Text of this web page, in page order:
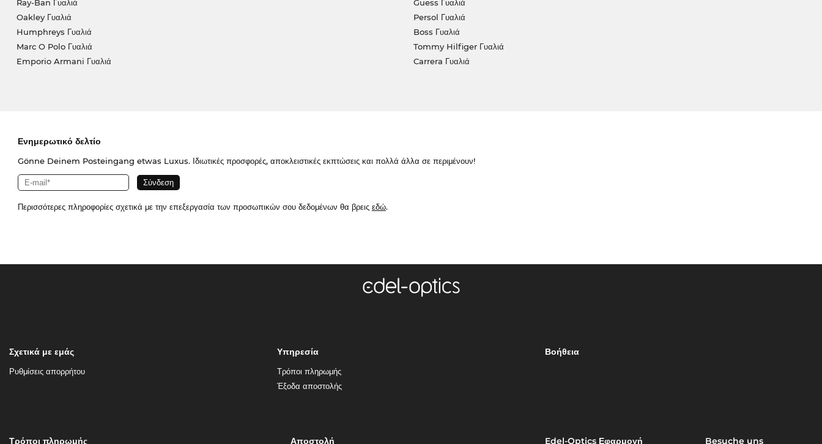
Ray-Ban Γυαλιά
Oakley Γυαλιά
Humphreys Γυαλιά
Marc O Polo Γυαλιά
Emporio Armani Γυαλιά
Guess Γυαλιά
Persol Γυαλιά
Boss Γυαλιά
Tommy Hilfiger Γυαλιά
Carrera Γυαλιά
Ενημερωτικό δελτίο
Gönne Deinem Posteingang etwas Luxus. Ιδιωτικές προσφορές, αποκλειστικές εκπτώσεις και πολλά άλλα σε περιμένουν!
Περισσότερες πληροφορίες σχετικά με την επεξεργασία των προσωπικών σου δεδομένων θα βρεις εδώ.
Σχετικά με εμάς
Ρυθμίσεις απορρήτου
Υπηρεσία
Τρόποι πληρωμής
Έξοδα αποστολής
Βοήθεια
Τρόποι πληρωμής Αποστολή Edel-Optics Εφαρμογή Besuche uns